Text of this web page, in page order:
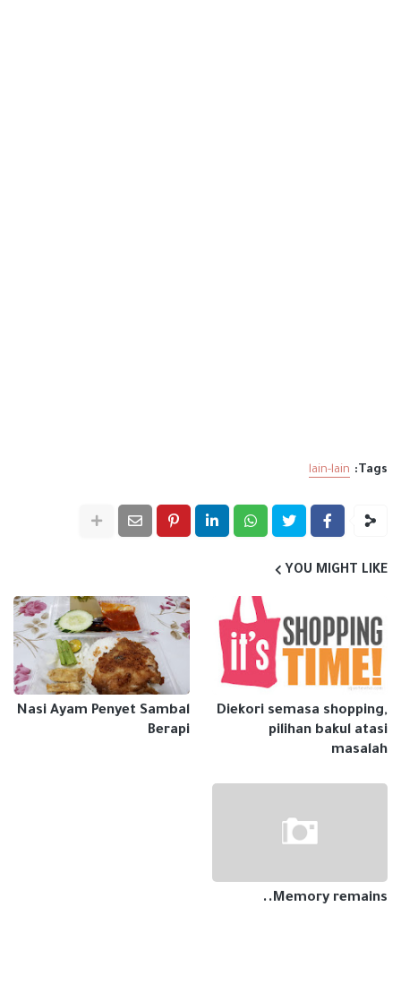
Tags:
lain-lain
YOU MIGHT LIKE
Diekori semasa shopping,
pilihan bakul atasi
masalah
Nasi Ayam Penyet Sambal
Berapi
Memory remains..